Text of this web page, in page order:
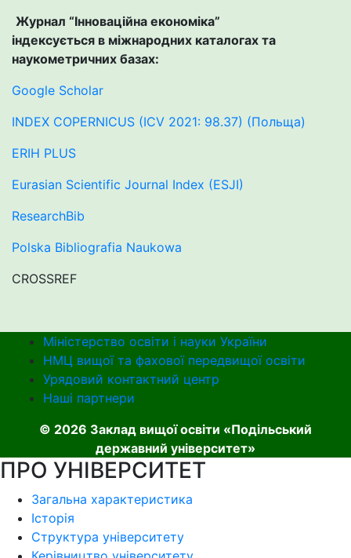
Журнал “Інноваційна економіка”
індексується в міжнародних каталогах та
наукометричних базах:
Google Scholar
INDEX COPERNICUS (ICV 2021: 98.37) (Польща)
ERIH PLUS
Eurasian Scientific Journal Index (ESJI)
ResearchBib
Polska Bibliografia Naukowa
CROSSREF
Міністерство освіти і науки України
НМЦ вищої та фахової передвищої освіти
Урядовий контактний центр
Наші партнери
© 2026 Заклад вищої освіти «Подільський
державний університет»
ПРО УНІВЕРСИТЕТ
Загальна характеристика
Історія
Структура університету